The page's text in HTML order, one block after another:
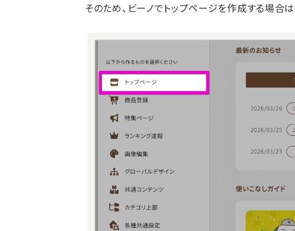
そのため、ビーノでトップページを作成する場合は